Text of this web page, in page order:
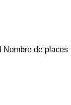
Nombre de places